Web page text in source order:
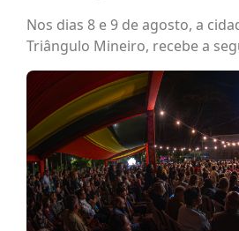
Nos dias 8 e 9 de agosto, a
Triângulo Mineiro, recebe a